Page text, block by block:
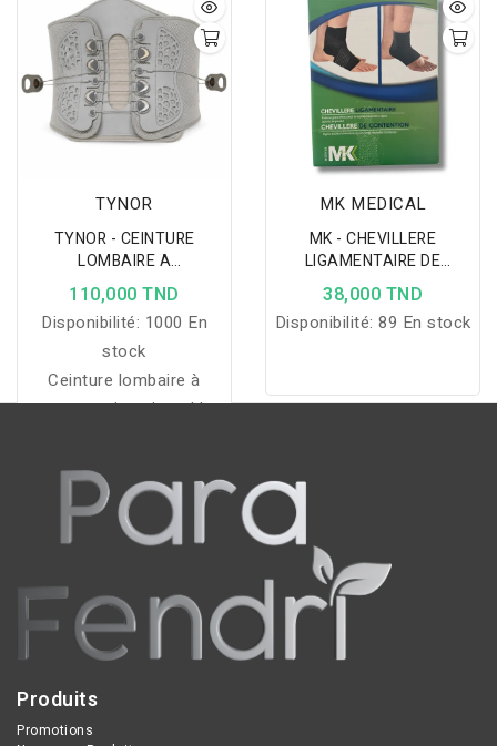
maintient la rotule et
soutient les ligaments
latéraux afin de soulager
les douleurs et
d'améliorer le confort
TYNOR
TYNOR - CEINTURE
LOMBAIRE A
COMPRESSION
AJUSTABLE
110,000 TND
Disponibilité: 1000 En
stock
Ceinture lombaire à
compression ajustable
renforcé, un soutien ciblé
des lombaires et un
confort optimal pour
soulager efficacement
les douleurs du dos.
MK MEDICAL
MK - CHEVILLERE
LIGAMENTAIRE DE
CONTENTION
38,000 TND
Disponibilité: 89 En stock
Produits
Promotions